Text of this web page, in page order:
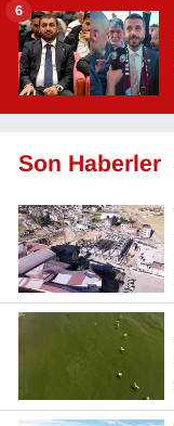
6
Son Haberler